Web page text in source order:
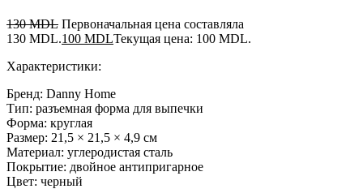
130MDL Первоначальная цена составляла
130 MDL.100 MDLТекущая цена: 100 MDL.
Характеристики:
Бренд: Danny Home
Тип: разъемная форма для выпечки
Форма: круглая
Размер: 21,5 × 21,5 × 4,9 см
Материал: углеродистая сталь
Покрытие: двойное антипригарное
Цвет: черный